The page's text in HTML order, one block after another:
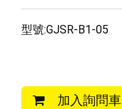
型號:GJSR-B1-05
加入詢問車